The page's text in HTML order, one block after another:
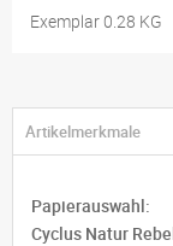
Exemplar 0.28 KG
Artikelmerkmale
Papierauswahl:
Cyclus Natur